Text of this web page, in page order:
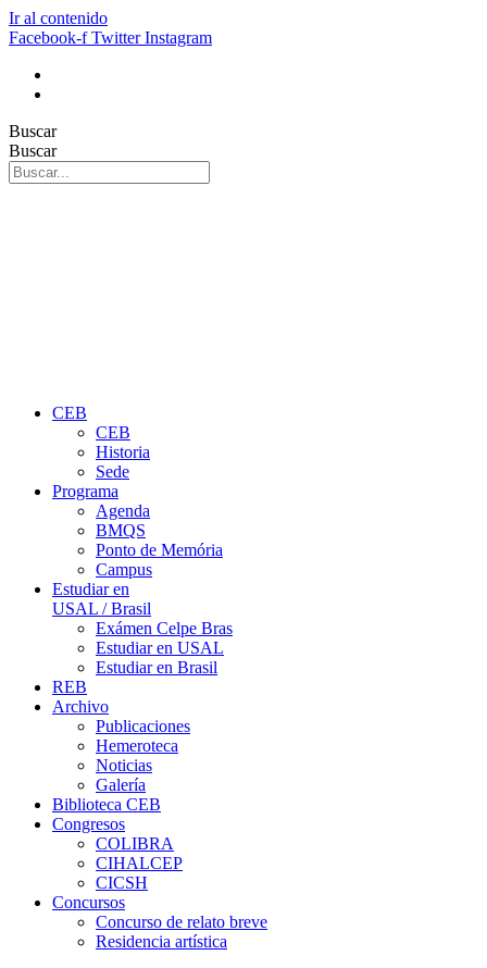
Ir al contenido
Facebook-f Twitter Instagram
Buscar
Buscar
CEB
CEB
Historia
Sede
Programa
Agenda
BMQS
Ponto de Memória
Campus
Estudiar en
USAL / Brasil
Exámen Celpe Bras
Estudiar en USAL
Estudiar en Brasil
REB
Archivo
Publicaciones
Hemeroteca
Noticias
Galería
Biblioteca CEB
Congresos
COLIBRA
CIHALCEP
CICSH
Concursos
Concurso de relato breve
Residencia artística